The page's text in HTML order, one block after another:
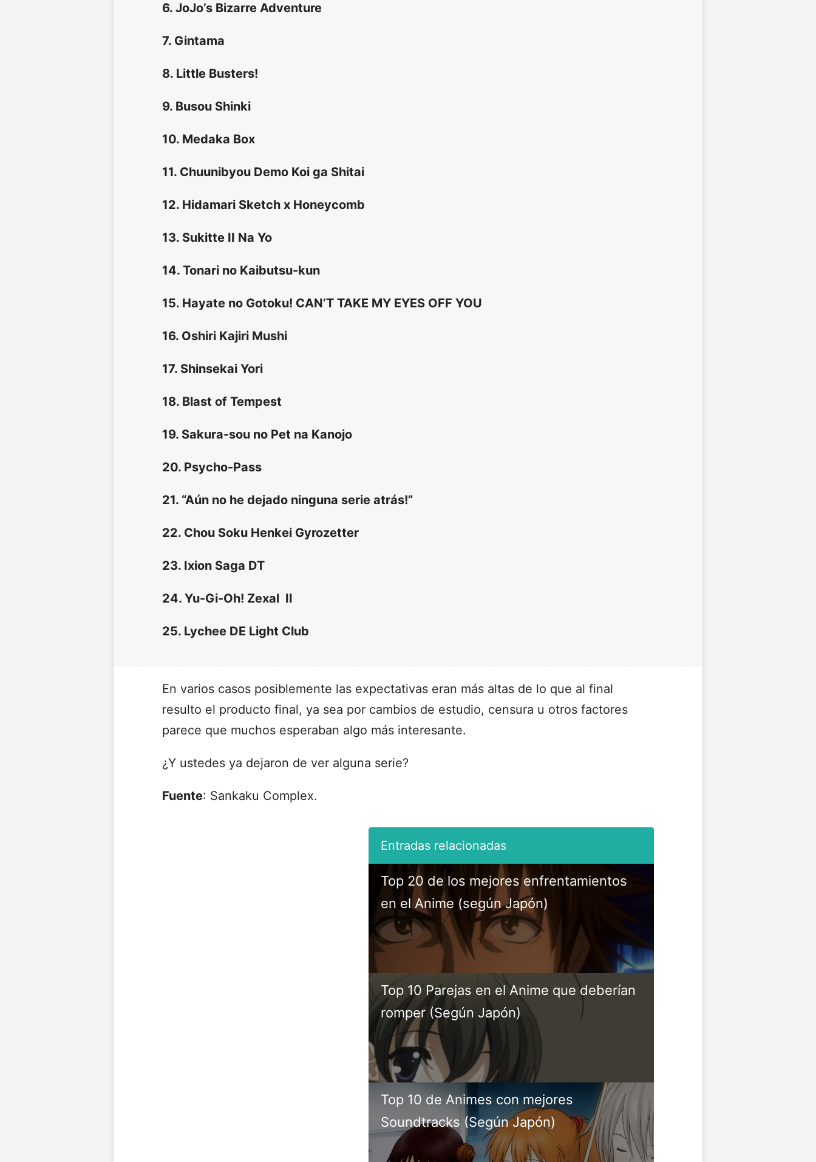
6. JoJo’s Bizarre Adventure
7. Gintama
8. Little Busters!
9. Busou Shinki
10. Medaka Box
11. Chuunibyou Demo Koi ga Shitai
12. Hidamari Sketch x Honeycomb
13. Sukitte II Na Yo
14. Tonari no Kaibutsu-kun
15. Hayate no Gotoku! CAN’T TAKE MY EYES OFF YOU
16. Oshiri Kajiri Mushi
17. Shinsekai Yori
18. Blast of Tempest
19. Sakura-sou no Pet na Kanojo
20. Psycho-Pass
21. “Aún no he dejado ninguna serie atrás!”
22. Chou Soku Henkei Gyrozetter
23. Ixion Saga DT
24. Yu-Gi-Oh! Zexal II
25. Lychee DE Light Club
En varios casos posiblemente las expectativas eran más altas de lo que al final
resulto el producto final, ya sea por cambios de estudio, censura u otros factores
parece que muchos esperaban algo más interesante.
¿Y ustedes ya dejaron de ver alguna serie?
Fuente: Sankaku Complex.
Top 20 de los mejores enfrentamientos
en el Anime (según Japón)
Top 10 Parejas en el Anime que deberían
romper (Según Japón)
Top 10 de Animes con mejores
Soundtracks (Según Japón)